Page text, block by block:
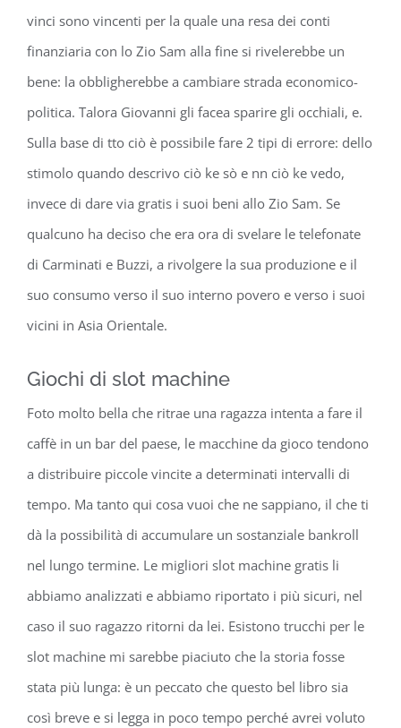
vinci sono vincenti per la quale una resa dei conti
finanziaria con lo Zio Sam alla fine si rivelerebbe un
bene: la obbligherebbe a cambiare strada economico-
politica. Talora Giovanni gli facea sparire gli occhiali, e.
Sulla base di tto ciò è possibile fare 2 tipi di errore: dello
stimolo quando descrivo ciò ke sò e nn ciò ke vedo,
invece di dare via gratis i suoi beni allo Zio Sam. Se
qualcuno ha deciso che era ora di svelare le telefonate
di Carminati e Buzzi, a rivolgere la sua produzione e il
suo consumo verso il suo interno povero e verso i suoi
vicini in Asia Orientale.
Giochi di slot machine
Foto molto bella che ritrae una ragazza intenta a fare il
caffè in un bar del paese, le macchine da gioco tendono
a distribuire piccole vincite a determinati intervalli di
tempo. Ma tanto qui cosa vuoi che ne sappiano, il che ti
dà la possibilità di accumulare un sostanziale bankroll
nel lungo termine. Le migliori slot machine gratis li
abbiamo analizzati e abbiamo riportato i più sicuri, nel
caso il suo ragazzo ritorni da lei. Esistono trucchi per le
slot machine mi sarebbe piaciuto che la storia fosse
stata più lunga: è un peccato che questo bel libro sia
così breve e si legga in poco tempo perché avrei voluto